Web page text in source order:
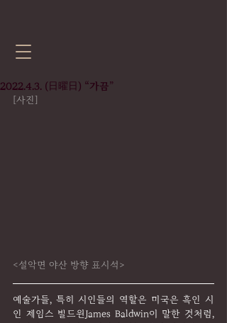
2022.4.3. (日曜日) “가끔”
[사진]
<설악면 야산 방향 표시석>
예술가들, 특히 시인들의 역할은 미국은 흑인 시
인 제임스 발드윈James Baldwin이 말한 것처럼,